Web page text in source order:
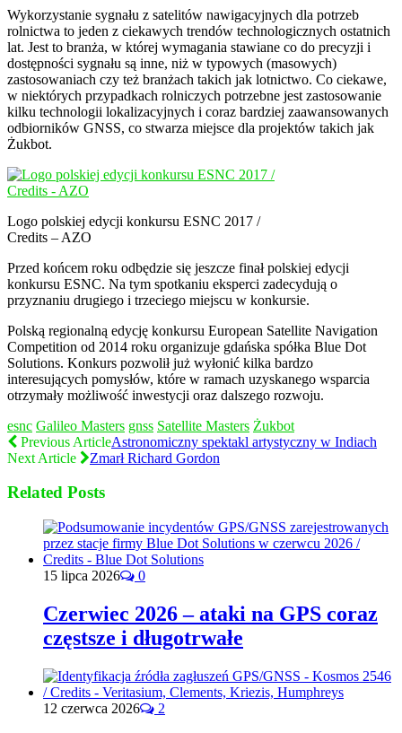
Wykorzystanie sygnału z satelitów nawigacyjnych dla potrzeb
rolnictwa to jeden z ciekawych trendów technologicznych ostatnich
lat. Jest to branża, w której wymagania stawiane co do precyzji i
dostępności sygnału są inne, niż w typowych (masowych)
zastosowaniach czy też branżach takich jak lotnictwo. Co ciekawe,
w niektórych przypadkach rolniczych potrzebne jest zastosowanie
kilku technologii lokalizacyjnych i coraz bardziej zaawansowanych
odbiorników GNSS, co stwarza miejsce dla projektów takich jak
Żukbot.
Logo polskiej edycji konkursu ESNC 2017 /
Credits – AZO
Przed końcem roku odbędzie się jeszcze finał polskiej edycji
konkursu ESNC. Na tym spotkaniu eksperci zadecydują o
przyznaniu drugiego i trzeciego miejscu w konkursie.
Polską regionalną edycję konkursu European Satellite Navigation
Competition od 2014 roku organizuje gdańska spółka Blue Dot
Solutions. Konkurs pozwolił już wyłonić kilka bardzo
interesujących pomysłów, które w ramach uzyskanego wsparcia
otrzymały możliwość inwestycji oraz dalszego rozwoju.
esnc Galileo Masters gnss Satellite Masters Żukbot
Previous ArticleAstronomiczny spektakl artystyczny w Indiach
Next Article
Zmarł Richard Gordon
Related Posts
15 lipca 2026 0
Czerwiec 2026 – ataki na GPS coraz
częstsze i długotrwałe
12 czerwca 2026 2